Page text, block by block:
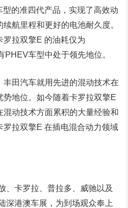
的准四代产品，实现了高效动
航里程和更好的电池耐久度。
罗拉双擎E 的油耗仅为
PHEV车型中处于领先地位。
田汽车就用先进的混动技术在
势地位。如今随着卡罗拉双擎E
动技术方面累积的大量经验和
罗拉双擎E 在插电混合动力领域
、卡罗拉、普拉多、威驰以及
深港澳车展，为到场观众奉上